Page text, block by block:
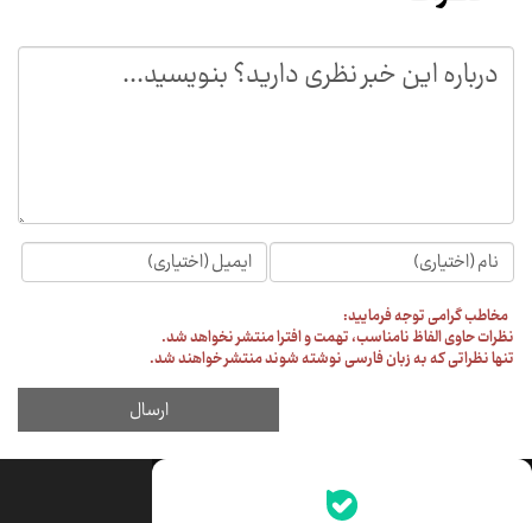
جدیدترین قیمت‌ها